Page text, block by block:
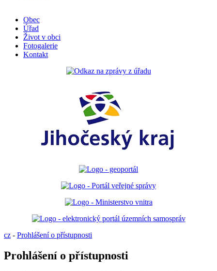
Obec
Úřad
Život v obci
Fotogalerie
Kontakt
cz - Prohlášení o přístupnosti
Prohlášení o přístupnosti